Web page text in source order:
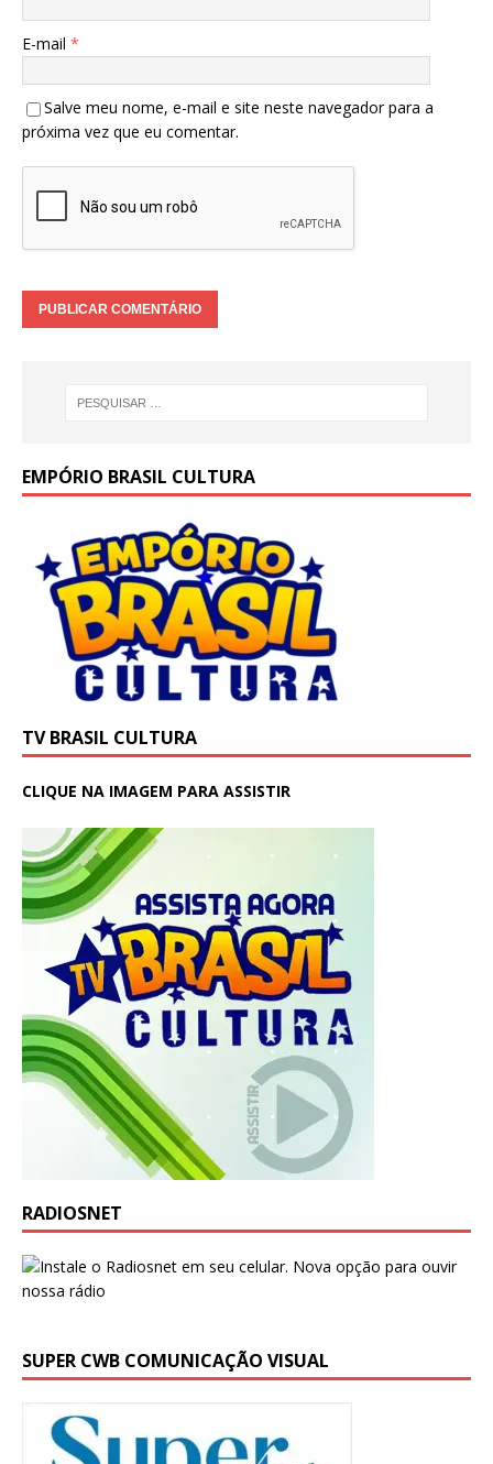
E-mail *
Salve meu nome, e-mail e site neste navegador para a
próxima vez que eu comentar.
EMPÓRIO BRASIL CULTURA
TV BRASIL CULTURA
CLIQUE NA IMAGEM PARA ASSISTIR
RADIOSNET
SUPER CWB COMUNICAÇÃO VISUAL